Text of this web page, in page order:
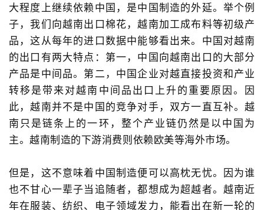
大程度上继续依赖中国，是中国制造的外延。举个例
子，我们向越南出口棉花，越南加工成布料等初级产
品，这从每年的进口数据中能够看出来。中国对越南
的出口有两大特点：第一，中国向越南出口的大部分
产品是中间品。第二，中国企业对越直接投资和产业
转移是带来对越南中间品出口上升的重要原因。因
此，越南并不是中国的竞争对手，双方一直互补。越
南只是链条上的一环，整个产业链仍然是以中国为
主。越南制造的下游消费则依赖欧美等海外市场。
但是，这不意味着中国制造便可以高枕无忧。因为谁
也不甘心一辈子当追随者，都想成为超越者。越南近
年在服装、纺织、电子领域发力，能看出在新一轮的